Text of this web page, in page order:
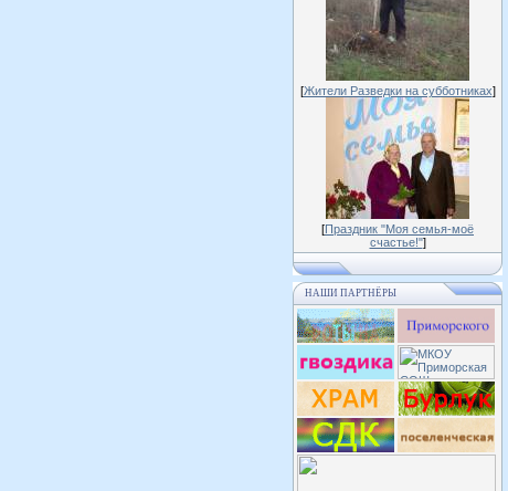
[Жители Разведки на субботниках]
[Праздник "Моя семья-моё
счастье!"]
НАШИ ПАРТНЁРЫ